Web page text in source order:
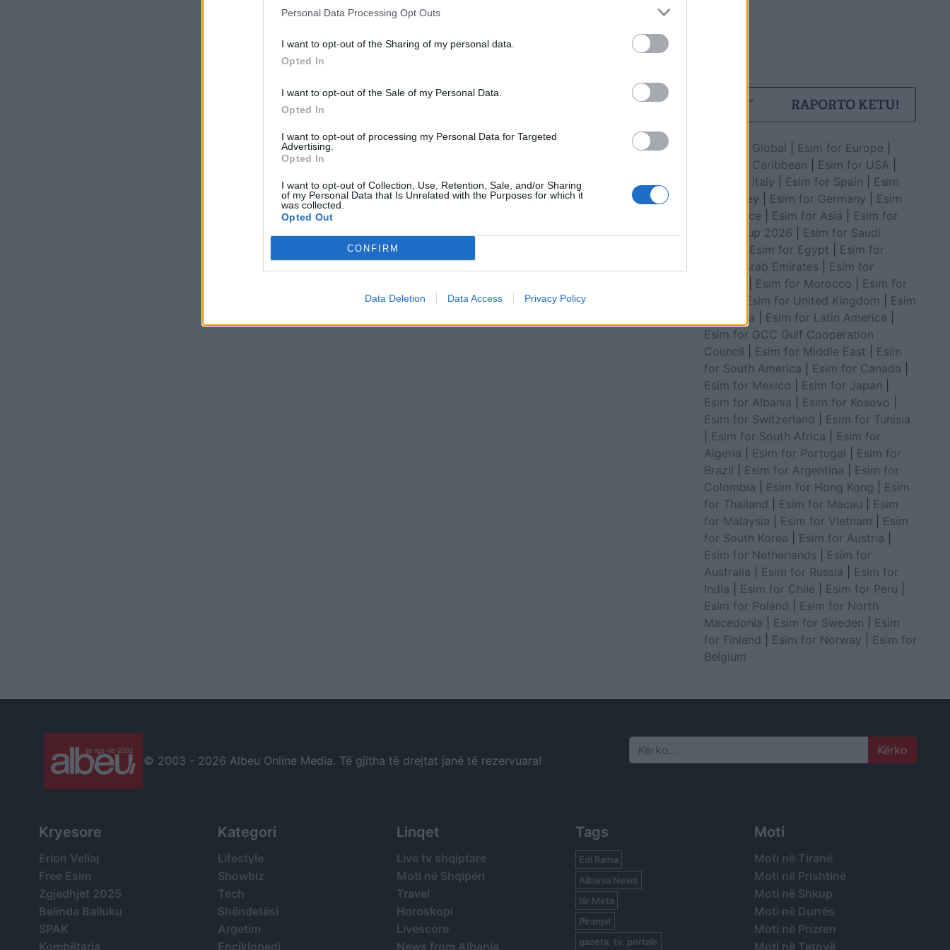
Personal Data Processing Opt Outs
I want to opt-out of the Sharing of my personal data.
Opted In
I want to opt-out of the Sale of my Personal Data.
Opted In
I want to opt-out of processing my Personal Data for Targeted
Advertising.
Opted In
I want to opt-out of Collection, Use, Retention, Sale, and/or Sharing
of my Personal Data that Is Unrelated with the Purposes for which it
was collected.
Opted Out
CONFIRM
Data Deletion Data Access Privacy Policy
Esim for Global Esim for Europe
Esim for Caribbean
Esim for USA
Esim for Italy
Esim for Spain
Esim
for Turkey
Esim for Germany
Esim
for Greece
Esim for Asia
Esim for
World Cup 2026
Esim for Saudi
Esim for Egypt
Esim for
United Arab Emirates
Esim for
Esim for Morocco
Esim for
Esim for United Kingdom
Esim
for Africa
Esim for Latin America
Esim for GCC Gulf Cooperation
Council
Esim for Middle East
Esim
for South America
Esim for Canada
Esim for Mexico
Esim for Japan
Esim for Albania
Esim for Kosovo
Esim for Switzerland
Esim for Tunisia
Esim for South Africa
Esim for
Algeria
Esim for Portugal
Esim for
Brazil
Esim for Argentina
Esim for
Colombia
Esim for Hong Kong
Esim
for Thailand
Esim for Macau
Esim
for Malaysia
Esim for Vietnam
Esim
for South Korea
Esim for Austria
Esim for Netherlands
Esim for
Australia
Esim for Russia
Esim for
India
Esim for Chile Esim for Peru
Esim for Poland
Esim for North
Macedonia
Esim for Sweden
Esim
for Finland
Esim for Norway
Esim for
Belgium
© 2003 - 2026 Albeu Online Media. Të gjitha të drejtat janë të rezervuara! Search
Kryesore
Erion Veliaj
Free Esim
Zgjedhjet 2025
Belinda Balluku
SPAK
Kombëtarja
Kategori
Lifestyle
Showbiz
Tech
Shëndetësi
Argetim
Enciklopedi
Linqet
Live tv shqiptare
Moti në Shqipëri
Travel
Horoskopi
Livescore
News from Albania
Tags
Edi Rama
Albania News
Ilir Meta
Piranjat
gazeta, tv, portale
Moti
Moti në Tiranë
Moti në Prishtinë
Moti në Shkup
Moti në Durrës
Moti në Prizren
Moti në Tetovë